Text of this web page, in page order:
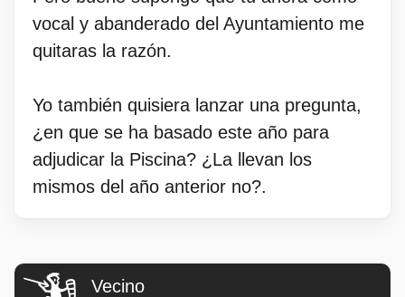
vocal y abanderado del Ayuntamiento me
quitaras la razón.
Yo también quisiera lanzar una pregunta,
¿en que se ha basado este año para
adjudicar la Piscina? ¿La llevan los
mismos del año anterior no?.
Vecino